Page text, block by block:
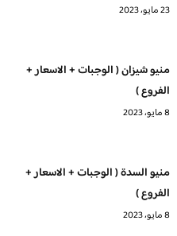
23 مايو، 2023
منيو شيزان ( الوجبات + الاسعار +
الفروع )
8 مايو، 2023
منيو السدة ( الوجبات + الاسعار +
الفروع )
8 مايو، 2023